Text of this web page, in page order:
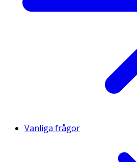
Vanliga frågor